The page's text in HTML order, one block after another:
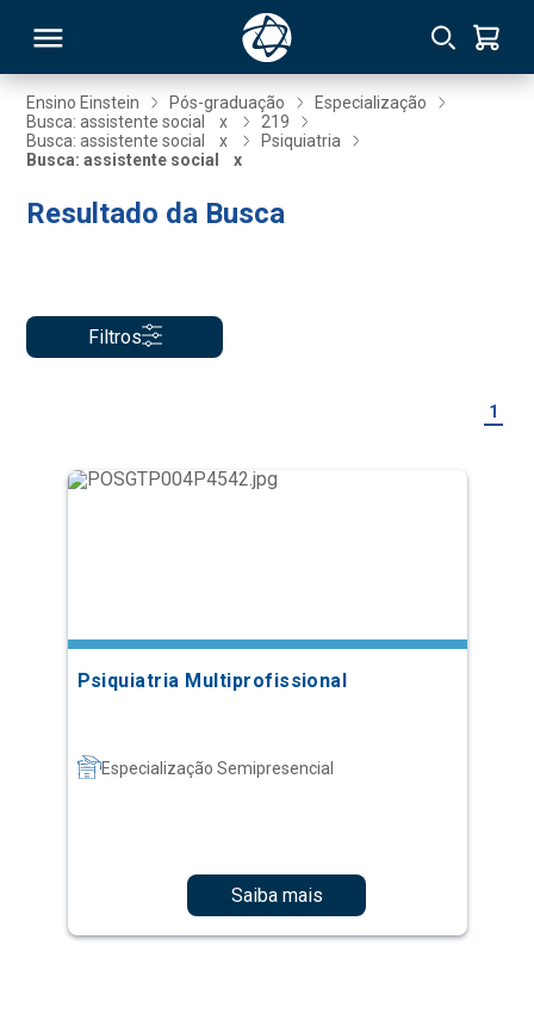
Ensino Einstein Pós-graduação
Especialização
Busca: assistente social
x
219
Busca: assistente social
x
Psiquiatria
Busca: assistente social
x
Resultado da Busca
Filtros
1
Psiquiatria Multiprofissional
Especialização Semipresencial
Saiba mais